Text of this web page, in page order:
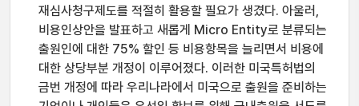
재심사청구제도를 적절히 활용할 필요가 생겼다. 아울러,
비용인상안을 발표하고 새롭게 Micro Entity로 분류되는
출원인에 대한 75% 할인 등 비용항목을 늘리면서 비용에
대한 상당부분 개정이 이루어졌다. 이러한 미국특허법의
금번 개정에 따라 우리나라에서 미국으로 출원을 준비하는